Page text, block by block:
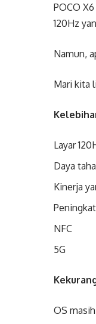
POCO
120Hz
Namun,
Mari kita
Layar
Daya
Kinerja
NFC
5G
OS